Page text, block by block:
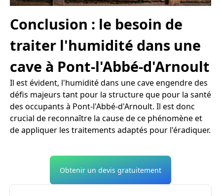
Conclusion : le besoin de
traiter l'humidité dans une
cave à Pont-l'Abbé-d'Arnoult
Il est évident, l'humidité dans une cave engendre des
défis majeurs tant pour la structure que pour la santé
des occupants à Pont-l'Abbé-d'Arnoult. Il est donc
crucial de reconnaître la cause de ce phénomène et
de appliquer les traitements adaptés pour l'éradiquer.
Obtenir un devis gratuitement